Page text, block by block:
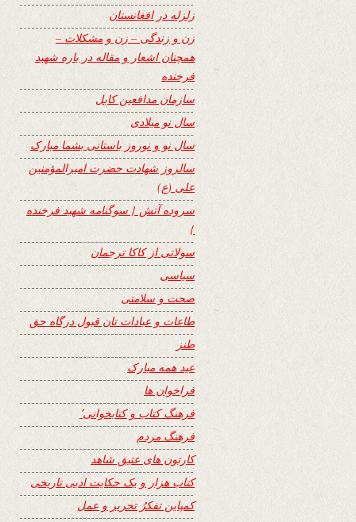
زلزله در افغانستان
زن و زندگی – زن و مشکلات –
همچنان اشعار و مقاله در باره شهید
فرخنده
سازمان مدافعین کابل
سال نو میلادی
سال نو و نوروز باستانی بشما مبارک
سالروز شهادت حضرت امیرالمؤمنین
علی (ع)
سروده آتش { سوگنامه شهید فرخنده
}
سولاتی از کاکا ترجمان
سیاسی
صحت و سلامتی
طاعات و عبادات تان قبول درگاه حق
طنز
عید همه مبارک
فراخوان ها
فرهنگ کتاب و کتابخوانی٬
فرهنگ مردم
کارتون های عتیق شاهد
کتاب هزار و یک حکایت ادبی تاریخی
کمپاین تفکرُ تحریر و عمل